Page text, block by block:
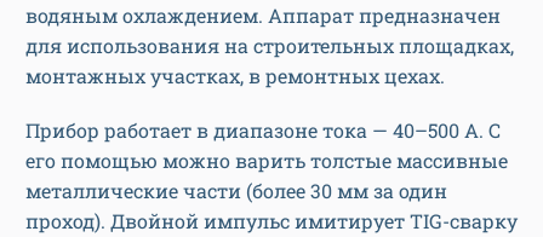
водяным охлаждением. Аппарат предназначен
для использования на строительных площадках,
монтажных участках, в ремонтных цехах.
Прибор работает в диапазоне тока — 40–500 А. С
его помощью можно варить толстые массивные
металлические части (более 30 мм за один
проход). Двойной импульс имитирует TIG-сварку